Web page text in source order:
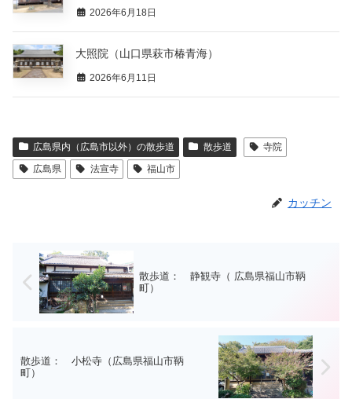
2026年6月18日
大照院（山口県萩市椿青海）
2026年6月11日
広島県内（広島市以外）の散歩道 散歩道
寺院
広島県
法宣寺 福山市
カッチン
散歩道： 静観寺（ 広島県福山市鞆
町）
散歩道： 小松寺（広島県福山市鞆
町）